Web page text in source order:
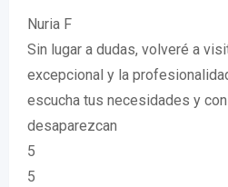
Nuria F
Sin lugar a dudas, volveré a
excepcional y la
escucha tus necesidades y
desaparezcan
5
5